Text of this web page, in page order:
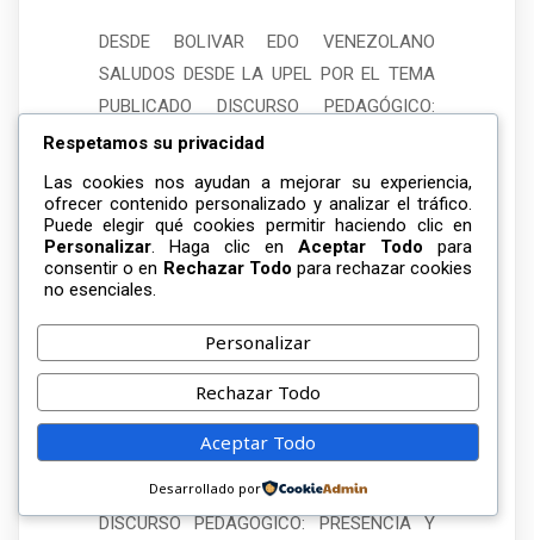
DESDE BOLIVAR EDO VENEZOLANO
SALUDOS DESDE LA UPEL POR EL TEMA
PUBLICADO DISCURSO PEDAGÓGICO:
PRESENCIA Y AUTONOMÍA DEL SER (UNA
SUSTENTACIÓN DESDE LO HISTÓRICO).
MIS SALUDOS A LOS COLEGAS.
PROFESIORA VILMA GUERRA SANIELIT
Responder
JESUS AZUAJE ZABALETA
enero 20, 2026 a las 7:08 pm
SALUDOS Y FELICITACIONES POR LA
PUBICACION DEL TEMA VINCULADO A…
DISCURSO PEDAGÓGICO: PRESENCIA Y
Respetamos su privacidad
Las cookies nos ayudan a mejorar su experiencia,
ofrecer contenido personalizado y analizar el tráfico.
Puede elegir qué cookies permitir haciendo clic en
Personalizar. Haga clic enAceptar Todo para
consentir o en Rechazar Todo para rechazar cookies
no esenciales.
Personalizar
Rechazar Todo
Aceptar Todo
Desarrollado por